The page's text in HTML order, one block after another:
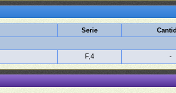
Serie
F,4 -